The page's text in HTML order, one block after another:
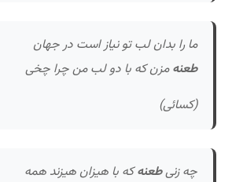
ما را بدان لب تو نیاز است در جهان
طعنهمزن که با دو لب من چرا چخی
(کسائی)
چه زنیطعنهکه با هیزان هیزند همه